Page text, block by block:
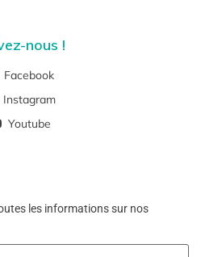
nous !
Facebook
Instagram
Youtube
les informations sur nos